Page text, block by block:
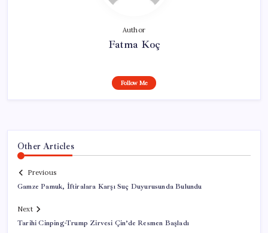
Author
Fatma Koç
Follow Me
Other Articles
Previous
Gamze Pamuk, İftiralara Karşı Suç Duyurusunda Bulundu
Next
Tarihi Cinping-Trump Zirvesi Çin’de Resmen Başladı